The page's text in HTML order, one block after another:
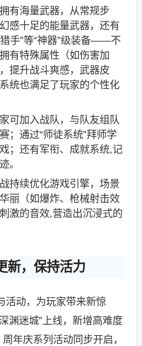
有海量武器，从常规步
感十足的能量武器，还有
猎手”等“神器”级装备——不
有特殊属性（如伤害加
提升战斗爽感，武器皮
统也满足了玩家的个性化
可加入战队，与队友组队
；通过“师徒系统”拜师学
；还有军衔、成就系统,记
。
持续优化游戏引擎，场景
丽（如爆炸、枪械射击效
激的音效,营造出沉浸式的
新，保持活力
活动，为玩家带来新惊
渊迷城”上线，新增高难度
年庆系列活动同步开启，